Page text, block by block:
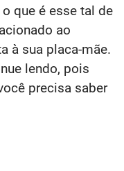
que é esse tal de
ao
à sua placa-mãe.
lendo, pois
precisa saber